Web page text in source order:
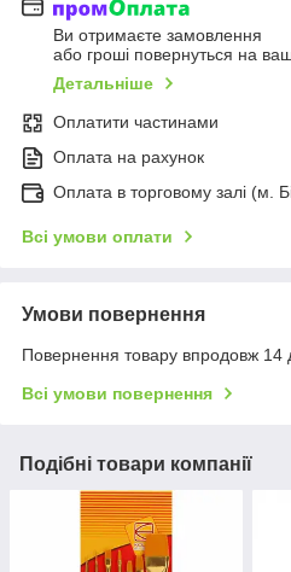
Ви отримаєте замовлення
або гроші повернуться на
Детальніше
Оплатити частинами
Оплата на рахунок
Оплата в торговому залі (м.
Всі умови оплати
Умови повернення
Повернення товару впродовж 14
Всі умови повернення
Подібні товари компанії